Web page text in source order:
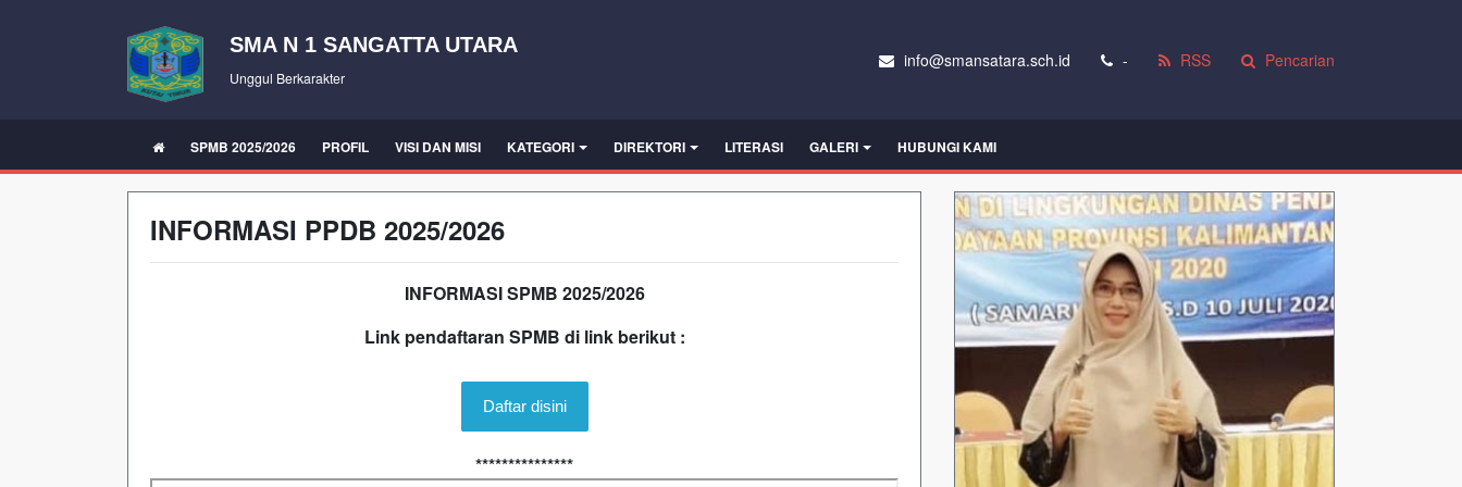
SMA N 1 SANGATTA UTARA
Unggul Berkarakter
info@smansatara.sch.id - RSS Pencarian
SPMB 2025/2026 PROFIL VISI DAN MISI KATEGORI DIREKTORI LITERASI GALERI HUBUNGI KAMI
INFORMASI PPDB 2025/2026
INFORMASI SPMB 2025/2026
Link pendaftaran SPMB di link berikut :
Daftar disini
***************